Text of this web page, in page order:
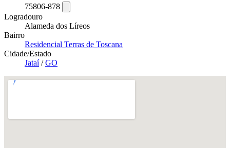
75806-878
Logradouro
Alameda dos Líreos
Bairro
Residencial Terras de Toscana
Cidade/Estado
Jataí/GO